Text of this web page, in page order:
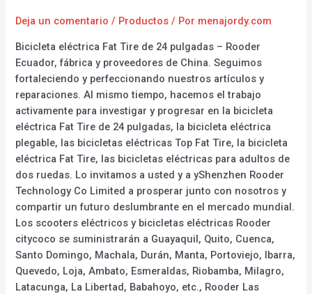
Deja un comentario / Productos / Por menajordy.com
Bicicleta eléctrica Fat Tire de 24 pulgadas – Rooder
Ecuador, fábrica y proveedores de China. Seguimos
fortaleciendo y perfeccionando nuestros artículos y
reparaciones. Al mismo tiempo, hacemos el trabajo
activamente para investigar y progresar en la bicicleta
eléctrica Fat Tire de 24 pulgadas, la bicicleta eléctrica
plegable, las bicicletas eléctricas Top Fat Tire, la bicicleta
eléctrica Fat Tire, las bicicletas eléctricas para adultos de
dos ruedas. Lo invitamos a usted y a yShenzhen Rooder
Technology Co Limited a prosperar junto con nosotros y
compartir un futuro deslumbrante en el mercado mundial.
Los scooters eléctricos y bicicletas eléctricas Rooder
citycoco se suministrarán a Guayaquil, Quito, Cuenca,
Santo Domingo, Machala, Durán, Manta, Portoviejo, Ibarra,
Quevedo, Loja, Ambato, Esmeraldas, Riobamba, Milagro,
Latacunga, La Libertad, Babahoyo, etc., Rooder Las